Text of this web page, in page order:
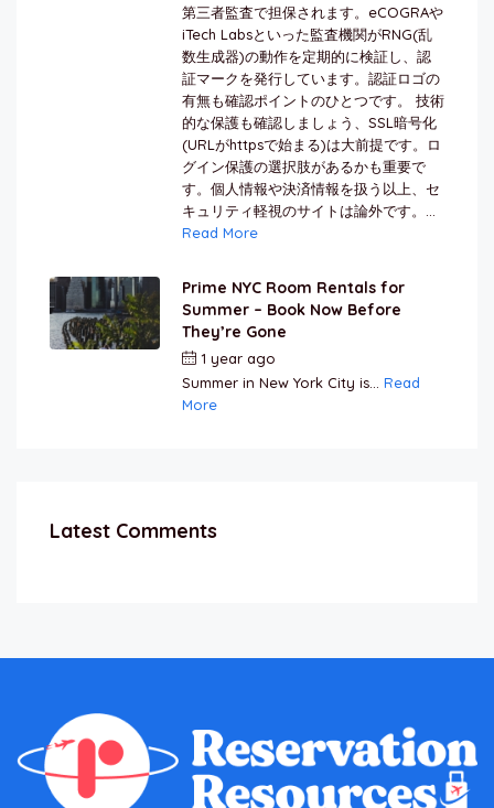
第三者監査で担保されます。eCOGRAや
iTech Labsといった監査機関がRNG(乱
数生成器)の動作を定期的に検証し、認
証マークを発行しています。認証ロゴの
有無も確認ポイントのひとつです。 技術
的な保護も確認しましょう、SSL暗号化
(URLがhttpsで始まる)は大前提です。ロ
グイン保護の選択肢があるかも重要で
す。個人情報や決済情報を扱う以上、セ
キュリティ軽視のサイトは論外です。...
Read More
Prime NYC Room Rentals for
Summer – Book Now Before
They’re Gone
1 year ago
Summer in New York City is... Read
More
Latest Comments